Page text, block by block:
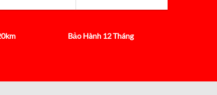
Bảo Hành 12 Tháng